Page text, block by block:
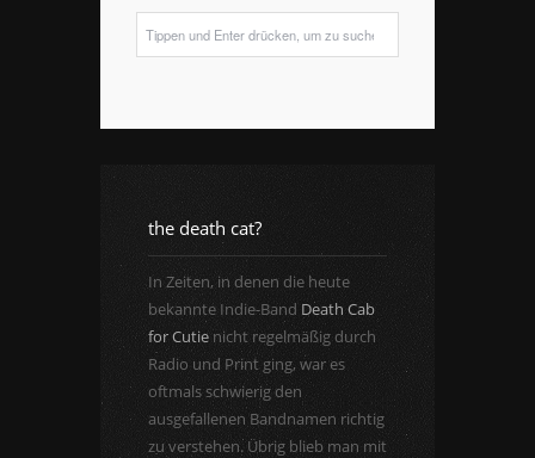
the death cat?
In Zeiten, in denen die heute
bekannte Indie-Band Death Cab
for Cutienicht regelmäßig durch
Radio und Print ging, war es
oftmals schwierig den
ausgefallenen Bandnamen richtig
zu verstehen. Übrig blieb man mit